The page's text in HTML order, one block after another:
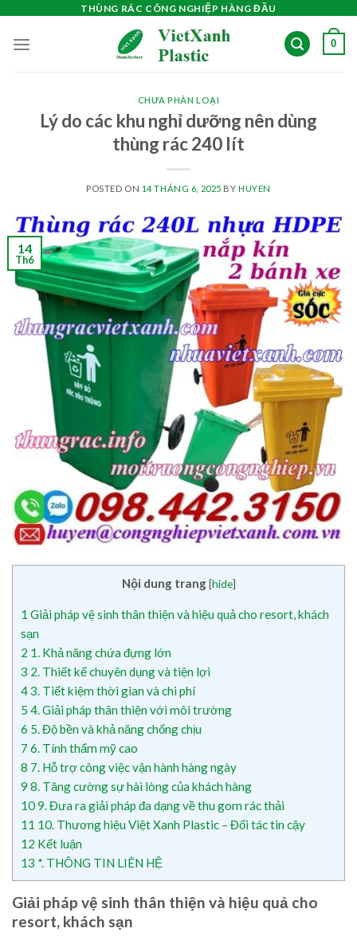
content
THÙNG RÁC CÔNG NGHIỆP HÀNG ĐẦU
0
CHƯA PHÂN LOẠI
Lý do các khu nghỉ dưỡng nên dùng
thùng rác 240 lít
POSTED ON 14 THÁNG 6, 2025 BY HUYEN
14
Th6
Nội dung trang [hide]
1 Giải pháp vệ sinh thân thiện và hiệu quả cho resort, khách
sạn
2 1. Khả năng chứa đựng lớn
3 2. Thiết kế chuyên dụng và tiện lợi
43. Tiết kiệm thời gian và chi phí
5 4. Giải pháp thân thiện với môi trường
6 5. Độ bền và khả năng chống chịu
7 6. Tính thẩm mỹ cao
8 7. Hỗ trợ công việc vận hành hàng ngày
9 8. Tăng cường sự hài lòng của khách hàng
109. Đưa ra giải pháp đa dạng về thu gom rác thải
11 10. Thương hiệu Việt Xanh Plastic – Đối tác tin cậy
12 Kết luận
13 *. THÔNG TIN LIÊN HỆ
Giải pháp vệ sinh thân thiện và hiệu quả cho
resort, khách sạn